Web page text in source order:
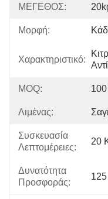
ΜΕΓΕΘΟΣ:
Μορφή:
Χαρακτηριστικό:
MOQ: 100
Λιμένας:
Συσκευασία
Λεπτομέρειες:
20
Δυνατότητα
Προσφοράς: